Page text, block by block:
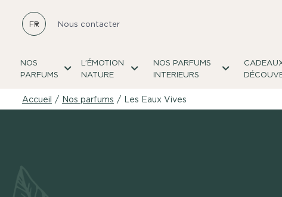
FR Nous contacter
NOS
PARFUMS
L’ÉMOTION
NATURE
NOS PARFUMS
INTERIEURS
Accueil / Nos parfums / Les Eaux Vives